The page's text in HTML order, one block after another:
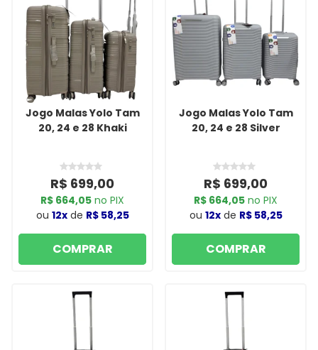
Jogo Malas Yolo Tam
20, 24 e 28 Khaki
R$ 699,00
R$ 664,05 no PIX
ou 12xde R$ 58,25
COMPRAR
Jogo Malas Yolo Tam
20, 24 e 28 Silver
R$ 699,00
R$ 664,05 no PIX
ou 12xde R$ 58,25
COMPRAR